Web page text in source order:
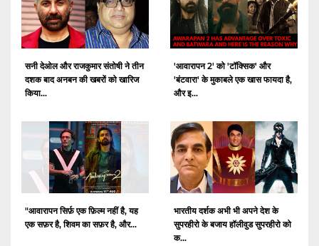
सनी देओल और राजकुमार संतोषी ने तीन
दशक बाद अनबन की खबरों को खारिज
किया...
'आवारापन 2' को 'टॉक्सिक' और
'बंटवारा' के मुकाबले एक खास फायदा है,
और इ...
"आवारापन सिर्फ़ एक फ़िल्म नहीं है, यह
एक सफ़र है, शिवम का सफ़र है, और...
भारतीय दर्शक अभी भी अपने देश के
सुपरहीरो के बजाय हॉलीवुड सुपरहीरो को
क...